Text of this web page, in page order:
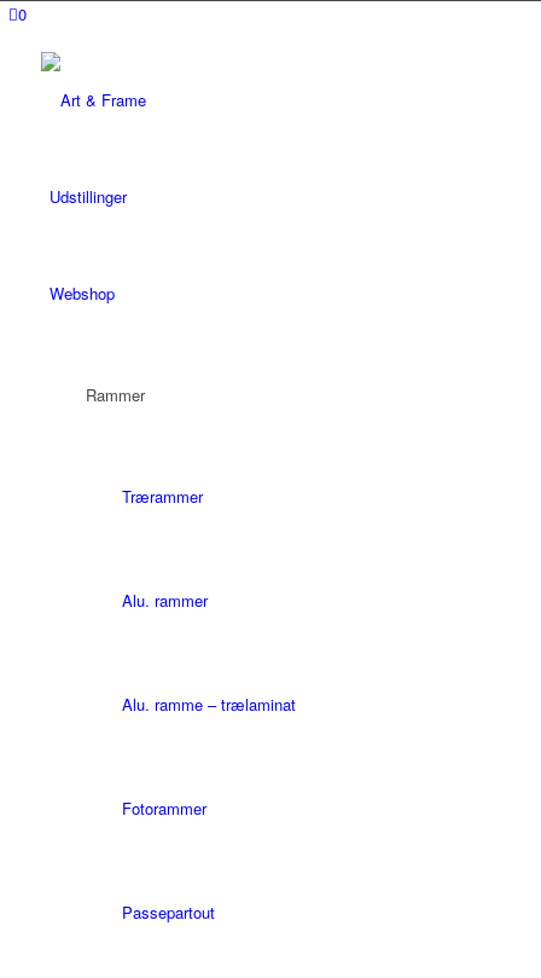
0
Udstillinger
Webshop
Rammer
Trærammer
Alu. rammer
Alu. ramme – trælaminat
Fotorammer
Passepartout